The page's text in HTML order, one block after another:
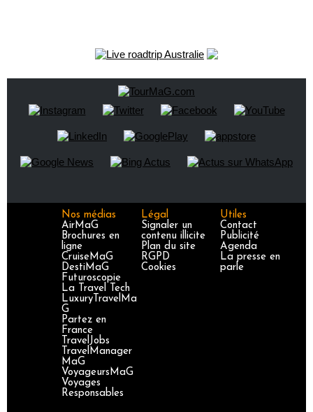
Nos médias
AirMaG
Brochures en
ligne
CruiseMaG
DestiMaG
Futuroscopie
La Travel Tech
LuxuryTravelMa
G
Partez en
France
TravelJobs
TravelManager
MaG
VoyageursMaG
Voyages
Responsables
Légal
Signaler un
contenu illicite
Plan du site
RGPD
Cookies
Utiles
Contact
Publicité
Agenda
La presse en
parle